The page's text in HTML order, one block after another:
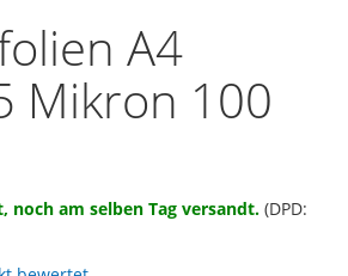
A4
Mikron 100
noch am selben Tag versandt. (DPD: